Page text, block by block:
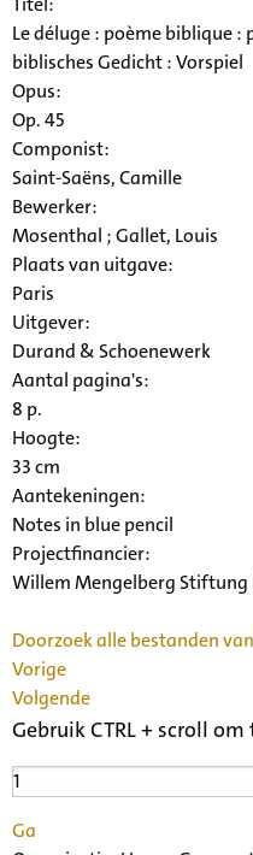
Le déluge : poème biblique :
biblisches Gedicht : Vorspiel
Opus:
Op. 45
Componist:
Saint-Saëns, Camille
Bewerker:
Mosenthal ; Gallet, Louis
Plaats van uitgave:
Paris
Uitgever:
Durand & Schoenewerk
Aantal pagina's:
8 p.
Hoogte:
33 cm
Aantekeningen:
Notes in blue pencil
Projectfinancier:
Willem Mengelberg Stiftung
Doorzoek alle bestanden
Vorige
Volgende
Gebruik CTRL + scroll
Ga